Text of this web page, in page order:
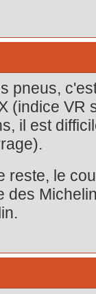
pneus,
(indice VR
il est
reste, le
des